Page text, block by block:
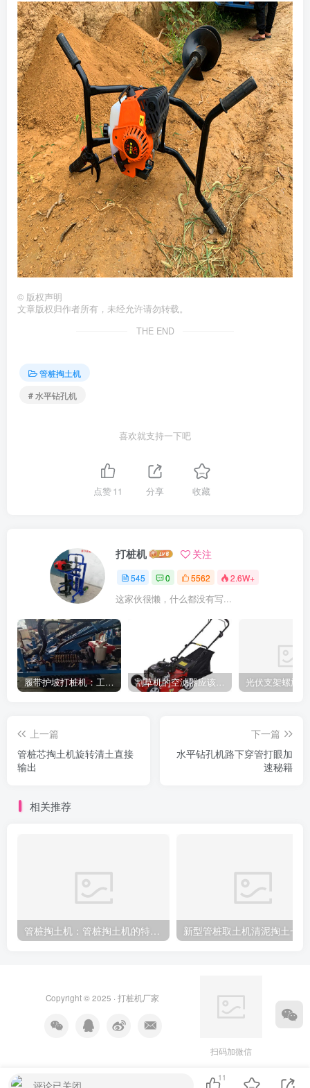
© 版权声明
文章版权归作者所有，未经允许请勿转载。
THE END
管桩掏土机
# 水平钻孔机
喜欢就支持一下吧
点赞11 分享 收藏
打桩机 关注
545 0 5562 2.6W+
这家伙很懒，什么都没有写...
履带护坡打桩机：工地施工利器 割草机的空滤器应该怎么清洁
上一篇
管桩芯掏土机旋转清土直接
输出
下一篇
水平钻孔机路下穿管打眼加
速秘籍
相关推荐
管桩掏土机：管桩掏土机的特点及使用技巧
Copyright © 2025 · 打桩机厂家
扫码加微信
评论已关闭
11